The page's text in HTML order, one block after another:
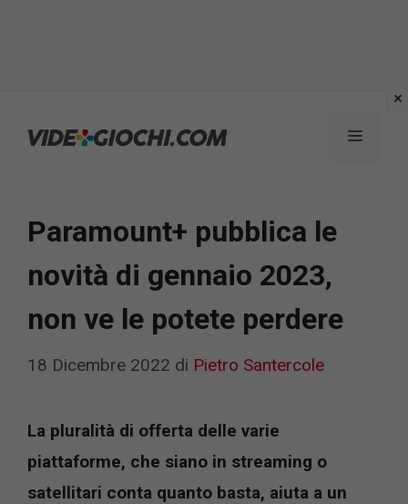
Menu
Paramount+ pubblica le
novità di gennaio 2023,
non ve le potete perdere
18 Dicembre 2022 di Pietro Santercole
La pluralità di offerta delle varie
piattaforme, che siano in streaming o
satellitari conta quanto basta, aiuta a un